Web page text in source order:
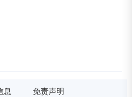
息 免责声明